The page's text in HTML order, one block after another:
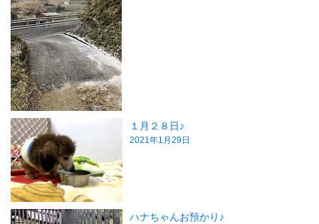
１月２８日♪
2021年1月29日
ハナちゃんお預かり♪